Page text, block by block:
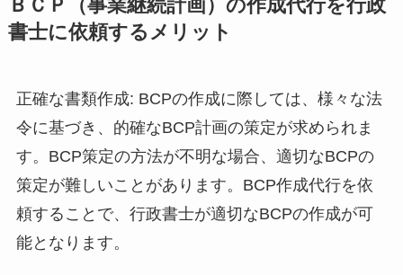
ＢＣＰ（事業継続計画）の作成代行を行政
書士に依頼するメリット
正確な書類作成: BCPの作成に際しては、様々な法
令に基づき、的確なBCP計画の策定が求められま
す。BCP策定の方法が不明な場合、適切なBCPの
策定が難しいことがあります。BCP作成代行を依
頼することで、行政書士が適切なBCPの作成が可
能となります。